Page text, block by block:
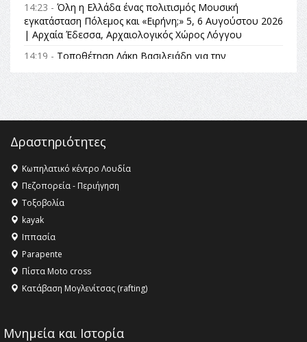
14:23 - Όλη η Ελλάδα ένας πολιτισμός Μουσική
εγκατάσταση Πόλεμος και «Ειρήνη;» 5, 6 Αυγούστου 2026
| Αρχαία Έδεσσα, Αρχαιολογικός Χώρος Λόγγου
14:19 - Τοποθέτηση Λάκη Βασιλειάδη για την
θεσμικές διαδικασίες υπάρχει μόνο η ευθύνη απέναντι
στις επόμενες γενιές»
16:35 -Το πρόγραμμα του ΠΑΟΚ στον δεύτερο γύρο του
16:27 - Όλυμπος: Εντάχθηκε στον Κατάλογο Παγκόσμιας
Κληρονομιάς της UNESCO – Ομόφωνη η απόφαση Ο
Όλυμπος αναγνωρίστηκε ως φυσικό και πολιτιστικό
αγαθό εξέχουσας οικουμενικής αξίας για την
ανθρωπότητα
16:18 -
ΣΤΗΝ ΕΔΕΣΣΑ
Δραστηριότητες
Κωπηλατικό κέντρο Λουδία
Πεζοπορεία - Περιήγηση
Τοξοβολία
kayak
Ιππασία
Parapente
Πίστα Moto cross
Κατάβαση Μογλενίτσας (rafting)
Μνημεία και Ιστορία